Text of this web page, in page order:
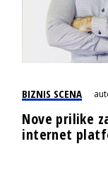
BIZNIS SCENA
Nove prilike
internet